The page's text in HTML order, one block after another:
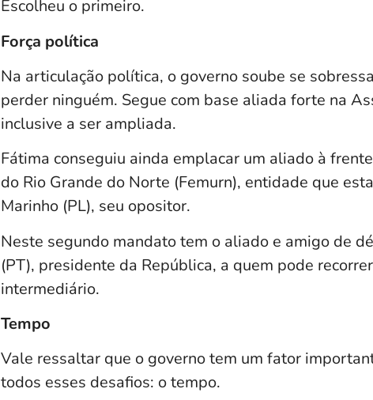
Escolheu o primeiro.
Força política
Na articulação política, o governo soube se
perder ninguém. Segue com base aliada forte na
inclusive a ser ampliada.
Fátima conseguiu ainda emplacar um aliado à
do Rio Grande do Norte (Femurn), entidade que
Marinho (PL), seu opositor.
Neste segundo mandato tem o aliado e amigo de
(PT), presidente da República, a quem pode
intermediário.
Tempo
Vale ressaltar que o governo tem um fator
todos esses desafios: o tempo.